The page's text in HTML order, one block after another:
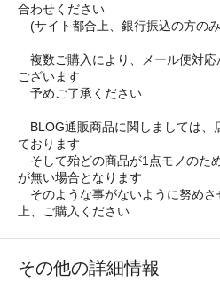
合わせください
(サイト都合上、銀行振込の方の
複数ご購入により、メール便対
ございます
予めご了承ください
BLOG通販商品に関しましては、
ております
そして殆どの商品が1点モノのた
が無い場合となります
そのような事がないように努め
上、ご購入ください
その他の詳細情報